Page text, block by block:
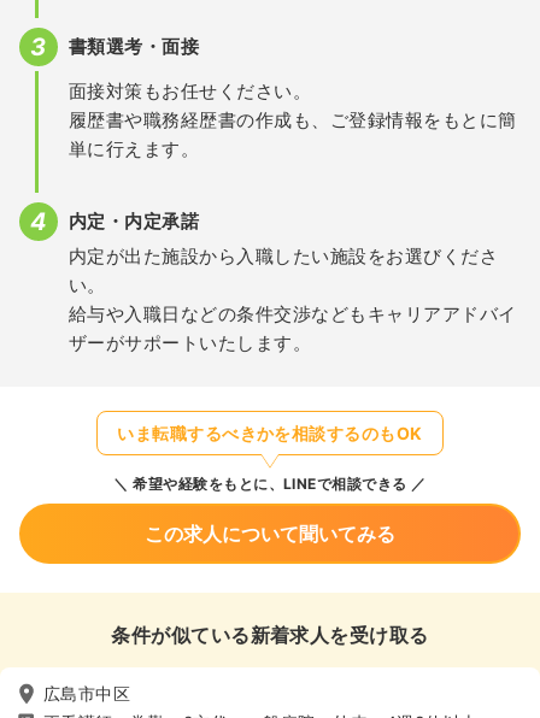
書類選考・面接
面接対策もお任せください。
履歴書や職務経歴書の作成も、ご登録情報をもとに簡
単に行えます。
内定・内定承諾
内定が出た施設から入職したい施設をお選びくださ
い。
給与や入職日などの条件交渉などもキャリアアドバイ
ザーがサポートいたします。
いま転職するべきかを相談するのもOK
希望や経験をもとに、LINEで相談できる
この求人について聞いてみる
条件が似ている新着求人を受け取る
広島市中区